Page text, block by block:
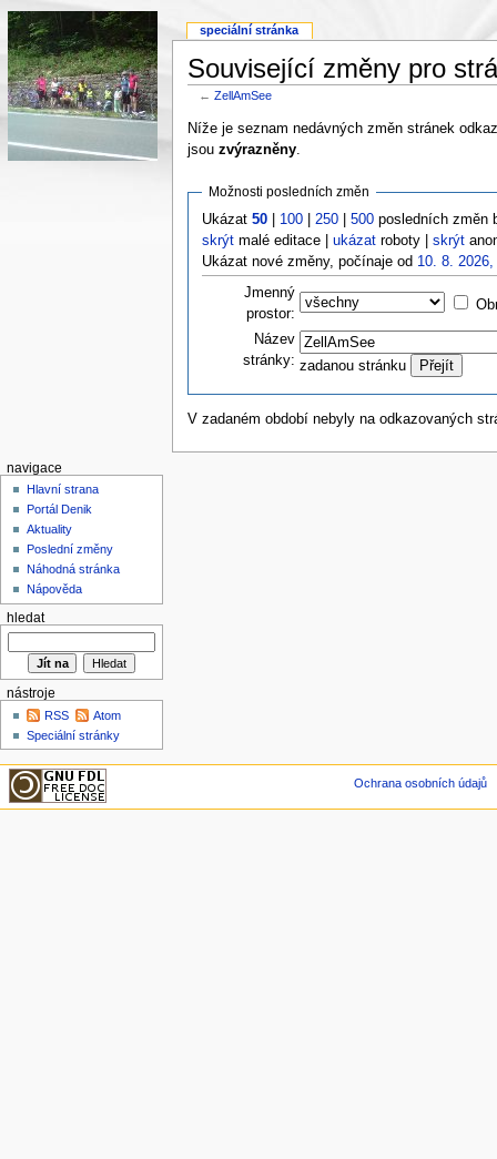
Související změny pro
←ZellAmSee
Níže je seznam nedávných změn stránek
jsou zvýrazněny.
Možnosti posledních změn
Ukázat50 100 250 |500 posledních změn
skrýt malé editace |ukázat roboty |skrýt
Ukázat nové změny, počínaje od 10. 8.
Jmenný
prostor:
Název
stránky: zadanou stránku
V zadaném období nebyly na odkazovaných
speciální stránka
navigace
Hlavní strana
Portál Denik
Aktuality
Poslední změny
Náhodná stránka
Nápověda
hledat
nástroje
RSS
Atom
Speciální stránky
Ochrana osobních údajů